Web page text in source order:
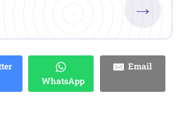
→
WhatsApp
Email